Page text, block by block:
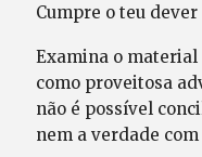
Cumpre o teu
Examina o
como proveitosa
não é possível
nem a verdade